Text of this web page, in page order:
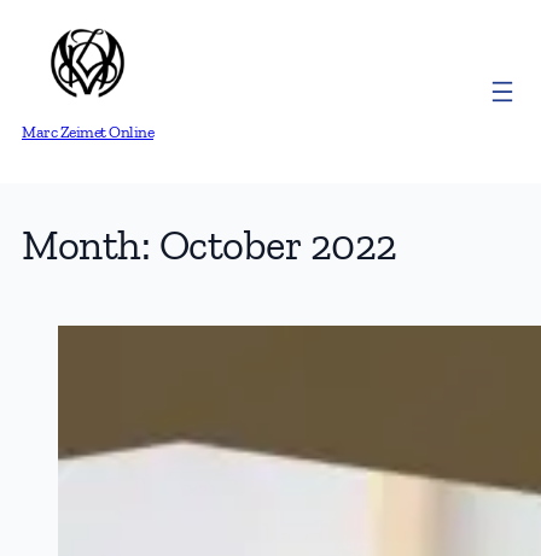
content
Marc Zeimet Online
Month: October 2022